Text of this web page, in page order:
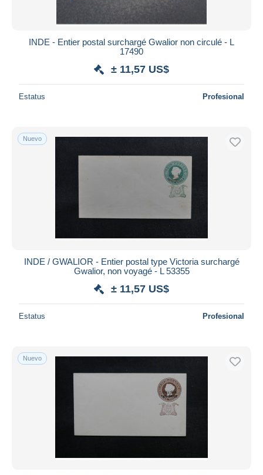
INDE - Entier postal surchargé Gwalior non circulé - L
17490
± 11,57 US$
Estatus Profesional
Nuevo
INDE / GWALIOR - Entier postal type Victoria surchargé
Gwalior, non voyagé - L 53355
± 11,57 US$
Estatus Profesional
Nuevo